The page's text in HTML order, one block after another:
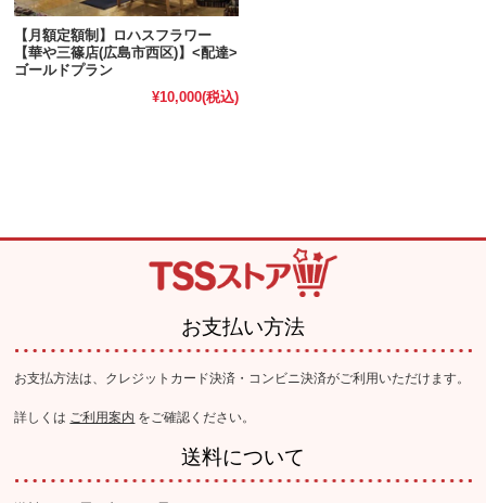
【月額定額制】ロハスフラワー
【華や三篠店(広島市西区)】<配達>
ゴールドプラン
¥10,000(税込)
お支払い方法
お支払方法は、クレジットカード決済・コンビニ決済がご利用いただけます。
詳しくは ご利用案内 をご確認ください。
送料について